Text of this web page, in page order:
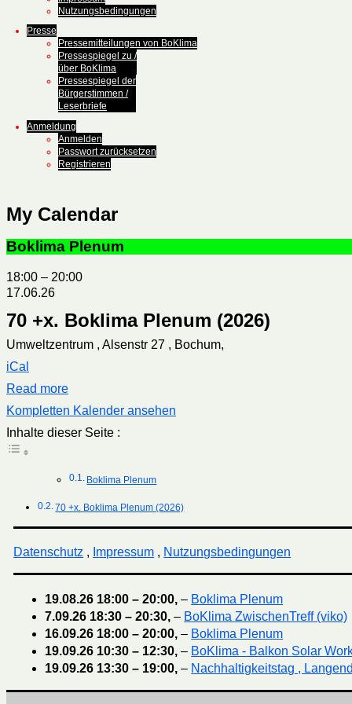
Nutzungsbedingungen
Presse
Pressemitteilungen von BoKlima
Pressespiegel zu /
über BoKlima
Pressespiegel der
Bürgerstimmen /
Leserbriefe
Anmeldung
Anmelden
Passwort zurücksetzen
Registrieren
My Calendar
Boklima Plenum
18:00 – 20:00
17.06.26
70 +x. Boklima Plenum (2026)
Umweltzentrum , Alsenstr 27 , Bochum,
iCal
Read more
Kompletten Kalender ansehen
Inhalte dieser Seite :
Boklima Plenum
70 +x. Boklima Plenum (2026)
Datenschutz , Impressum , Nutzungsbedingungen
19.08.26 18:00 – 20:00,– Boklima Plenum
7.09.26 18:30 – 20:30,– BoKlima ZwischenTreff (viko)
16.09.26 18:00 – 20:00,– Boklima Plenum
19.09.26 10:30 – 12:30,– BoKlima - Balkon Solar
19.09.26 13:30 – 19:00,– Nachhaltigkeitstag ,